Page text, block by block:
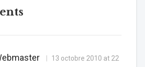
13 octobre 2010 at 22